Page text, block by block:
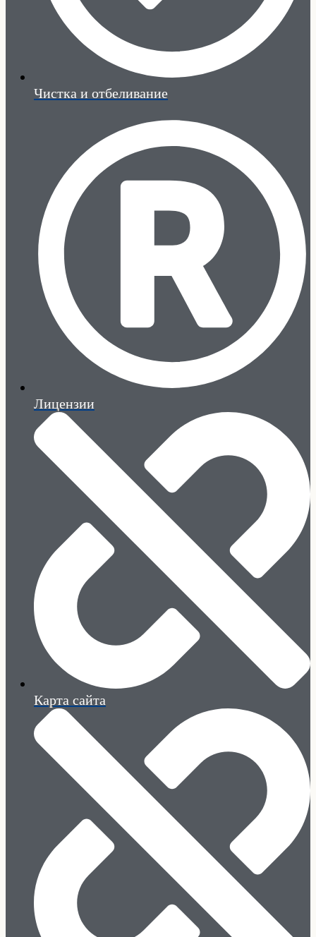
Чистка и отбеливание
Лицензии
Карта сайта